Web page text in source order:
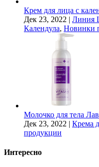
Крем для лица с
Дек 23, 2022 | Линия
Календула, Новинки
Молочко для тела
Дек 23, 2022 | Крема
продукции
Интересно